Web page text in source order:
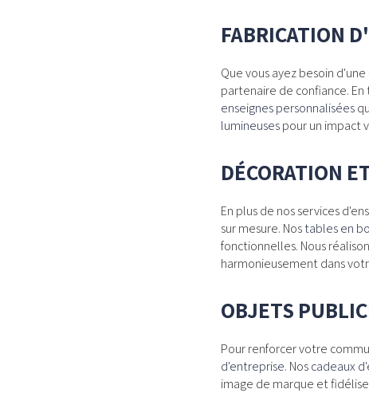
FABRICATION
Que vous ayez besoin d'une
partenaire de confiance.
enseignes personnalisées
lumineusespour un impact
DÉCORATION
En plus de nos services
sur mesure. Nostables en
fonctionnelles. Nous
harmonieusement dans
OBJETS
Pour renforcer votre
d'entreprise. Noscadeaux
image de marque et